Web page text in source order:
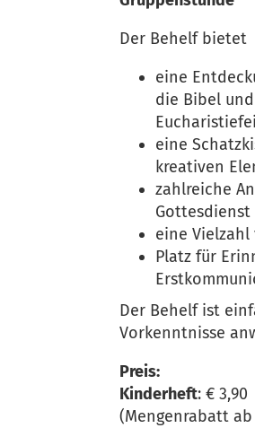
Der Behelf bietet
eine
die Bibel
eine
kreativen
zahlreiche
Gottesdienst
eine Vielzahl
Platz für
Der Behelf ist
Vorkenntnisse
Preis:
Kinderheft: € 3,90
(Mengenrabatt ab